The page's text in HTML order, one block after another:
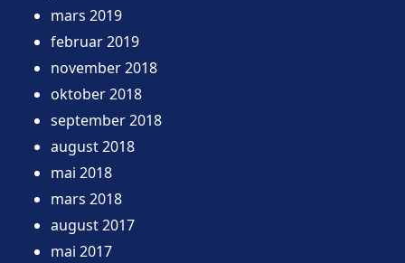
mars 2019
februar 2019
november 2018
oktober 2018
september 2018
august 2018
mai 2018
mars 2018
august 2017
mai 2017